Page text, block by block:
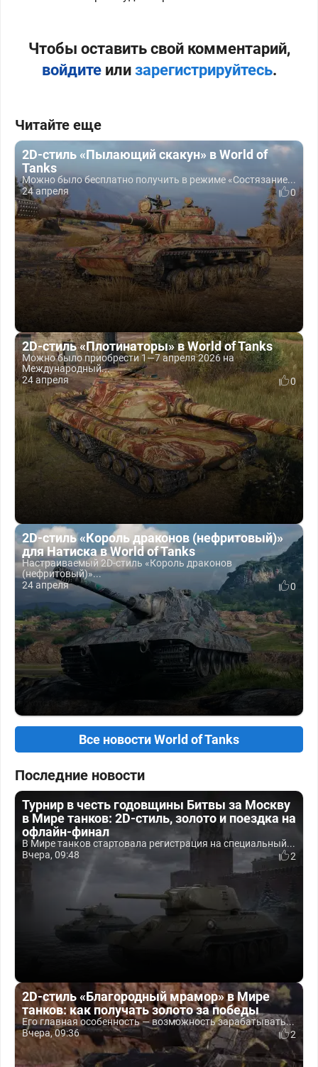
Чтобы оставить свой комментарий,
войдитеили зарегистрируйтесь.
Читайте еще
2D-стиль «Пылающий скакун» в World of
Tanks
Можно было бесплатно получить в режиме «Состязание...
24 апреля
0
2D-стиль «Плотинаторы» в World of Tanks
Можно было приобрести 1—7 апреля 2026 на
Международный...
24 апреля
0
2D-стиль «Король драконов (нефритовый)»
для Натиска в World of Tanks
Настраиваемый 2D-стиль «Король драконов
(нефритовый)»...
24 апреля
0
Все новости World of Tanks
Последние новости
Турнир в честь годовщины Битвы за Москву
в Мире танков: 2D-стиль, золото и поездка на
офлайн-финал
В Мире танков стартовала регистрация на специальный...
Вчера, 09:48
2
2D-стиль «Благородный мрамор» в Мире
танков: как получать золото за победы
Его главная особенность — возможность зарабатывать...
Вчера, 09:36
2